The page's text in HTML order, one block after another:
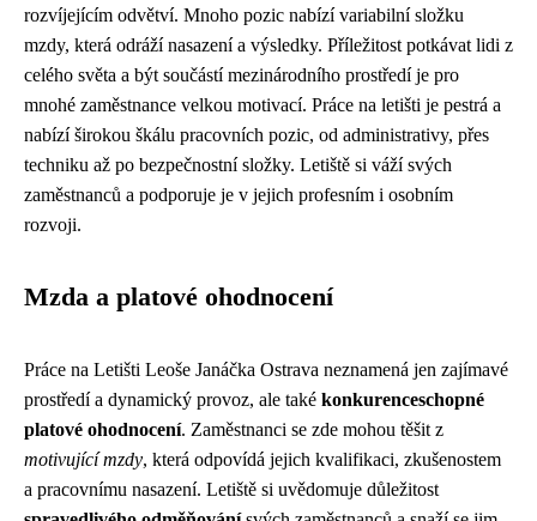
rozvíjejícím odvětví. Mnoho pozic nabízí variabilní složku
mzdy, která odráží nasazení a výsledky. Příležitost potkávat lidi z
celého světa a být součástí mezinárodního prostředí je pro
mnohé zaměstnance velkou motivací. Práce na letišti je pestrá a
nabízí širokou škálu pracovních pozic, od administrativy, přes
techniku až po bezpečnostní složky. Letiště si váží svých
zaměstnanců a podporuje je v jejich profesním i osobním
rozvoji.
Mzda a platové ohodnocení
Práce na Letišti Leoše Janáčka Ostrava neznamená jen zajímavé
prostředí a dynamický provoz, ale také konkurenceschopné
platové ohodnocení. Zaměstnanci se zde mohou těšit z
motivující mzdy, která odpovídá jejich kvalifikaci, zkušenostem
a pracovnímu nasazení. Letiště si uvědomuje důležitost